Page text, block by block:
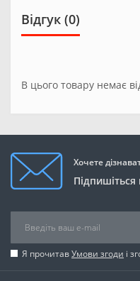
Відгук (0)
В цього товару немає
Хочете
Я прочитавУмови згоди і